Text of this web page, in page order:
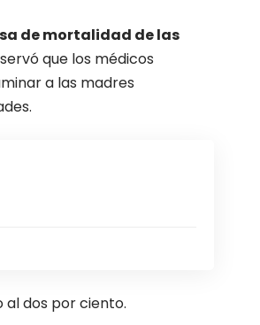
de mortalidad de las
que los médicos
a las madres
al dos por ciento.